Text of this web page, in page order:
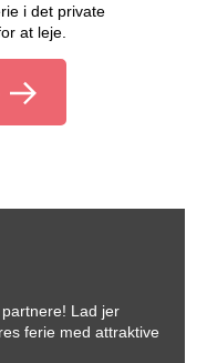
i det private
at leje.
Lad jer
ferie med attraktive